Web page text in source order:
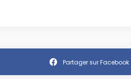
Partager sur Facebook